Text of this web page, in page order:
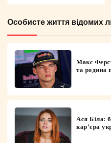
Особисте життя відомих
Макс
та родина
Ася Біла:
кар’єра